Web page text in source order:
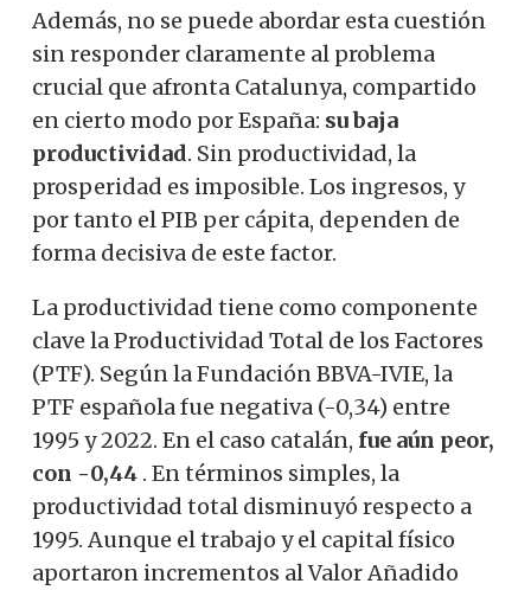
Además, no se puede abordar esta cuestión
sin responder claramente al problema
crucial que afronta Catalunya, compartido
en cierto modo por España: su baja
productividad. Sin productividad, la
prosperidad es imposible. Los ingresos, y
por tanto el PIB per cápita, dependen de
forma decisiva de este factor.
La productividad tiene como componente
clave la Productividad Total de los Factores
(PTF). Según la Fundación BBVA-IVIE, la
PTF española fue negativa (-0,34) entre
1995 y 2022. En el caso catalán, fue aún peor,
con -0,44 . En términos simples, la
productividad total disminuyó respecto a
1995. Aunque el trabajo y el capital físico
aportaron incrementos al Valor Añadido